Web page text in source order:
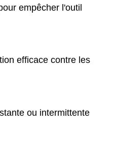
empêcher l'outil
efficace contre les
ou intermittente